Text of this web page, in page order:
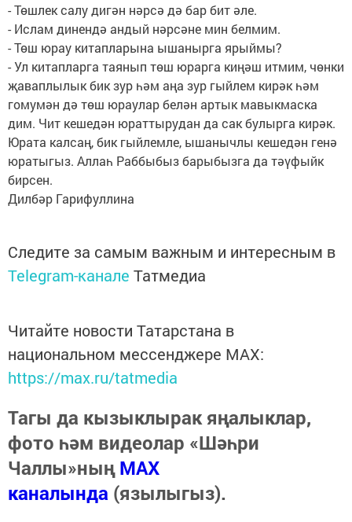
- Төшлек салу дигән нәрсә дә бар бит әле.
- Ислам динендә андый нәрсәне мин белмим.
- Төш юрау китапларына ышанырга ярыймы?
- Ул китапларга таянып төш юрарга киңәш итмим, чөнки
җаваплылык бик зур һәм аңа зур гыйлем кирәк һәм
гомумән дә төш юраулар белән артык мавыкмаска
дим. Чит кешедән юраттырудан да сак булырга кирәк.
Юрата калсаң, бик гыйлемле, ышанычлы кешедән генә
юратыгыз. Аллаһ Раббыбыз барыбызга да тәүфыйк
бирсен.
Дилбәр Гарифуллина
Следите за самым важным и интересным в
Telegram-канале Татмедиа
Читайте новости Татарстана в
национальном мессенджере MАХ:
https://max.ru/tatmedia
Тагы да кызыклырак яңалыклар,
фото һәм видеолар «Шәһри
Чаллы»ныңMAX
каналында (язылыгыз).